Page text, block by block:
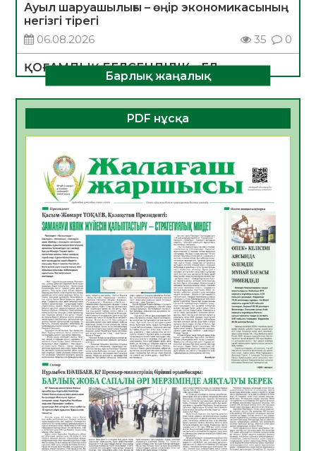
Ауыл шаруашылығы – өңір экономикасының
негізгі тірегі
06.08.2026
35 0
ҚОҒАМДЫҚ БЕЛСЕНДІЛІК – ЕЛ
ДАМУЫНЫҢ НЕГІЗІ
06.08.2026
32 0
ҚҰРЫЛТАЙ САЙЛАУЫ – БОЛАШАҚҚА
06.08.2026
Инфекциялық ауруларға қарсы иммундау
жұмыстарының тиімділігі
06.08.2026
36
Көкжөтел ауруы туралы
06.08.2026
33
АПВ вакцинасы туралы мәлімет
06.08.2026
33
Open Air: Қызылорда облысы полиция
департаменті 20 мыңнан астам
көрерменнің қауіпсіздігін қамтамасыз етті
06.08.2026
45
ҚЫЗЫЛОРДАДА «САНАЛЫ ҰРПАҚ –
ЖАРҚЫН БОЛАШАҚ» АТТЫ КЕҢЕЙТІЛГЕН
МӘЖІЛІС ӨТТІ
Барлық жаңалық
PDF нұсқа